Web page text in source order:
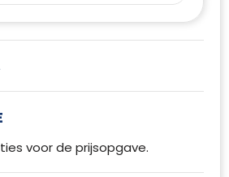
voor de prijsopgave.